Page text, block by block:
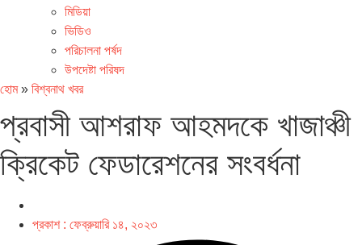
মিডিয়া
ভিডিও
পরিচালনা পর্ষদ
উপদেষ্টা পরিষদ
হোম» বিশ্বনাথ খবর
প্রবাসী আশরাফ আহমদকে খাজাঞ্চী
ক্রিকেট ফেডারেশনের সংবর্ধনা
প্রকাশ : ফেব্রুয়ারি ১৪, ২০২৩